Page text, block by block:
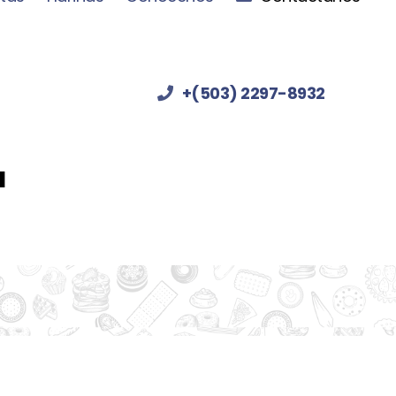
+(503) 2297-8932